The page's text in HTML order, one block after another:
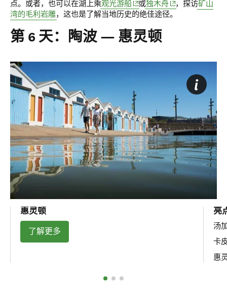
点。或者，也可以在湖上乘观光游船(opens in new window)
或独木舟(opens in new
，探访矿山
湾的毛利岩雕，这也是了解当地历史的绝佳途径。
第 6 天：陶波 — 惠灵顿
惠灵顿
了解更多
亮
汤
卡
惠